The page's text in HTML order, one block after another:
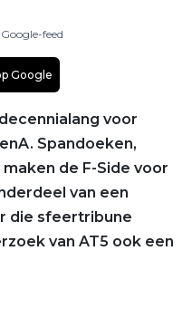
feed
Google
voor
Spandoeken,
de F-Side voor
van een
die sfeertribune
van AT5 ook een